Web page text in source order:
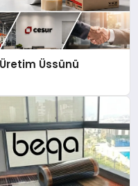
Üssünü